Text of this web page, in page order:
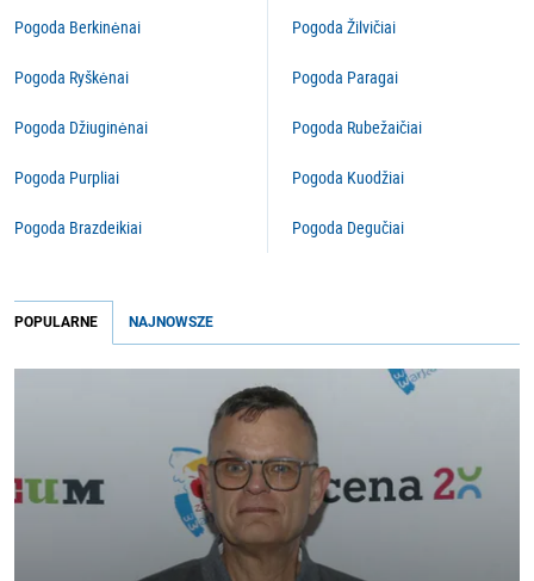
Pogoda Berkinėnai
Pogoda Ryškėnai
Pogoda Džiuginėnai
Pogoda Purpliai
Pogoda Brazdeikiai
Pogoda Žilvičiai
Pogoda Paragai
Pogoda Rubežaičiai
Pogoda Kuodžiai
Pogoda Degučiai
POPULARNE NAJNOWSZE